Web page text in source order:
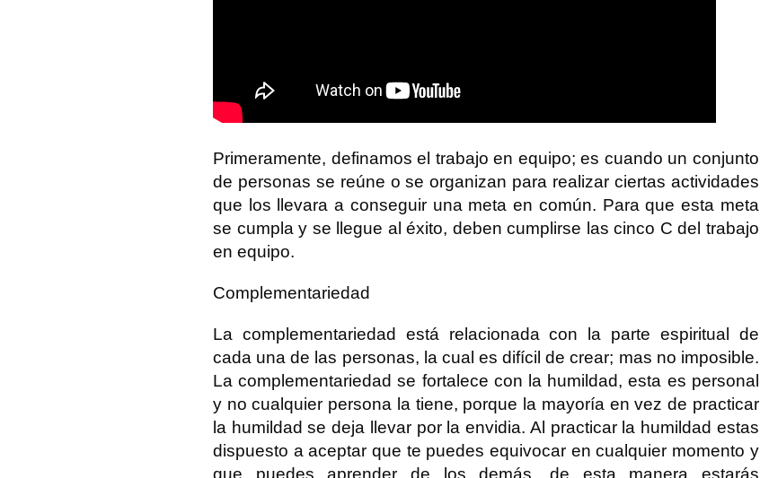
Primeramente, definamos el trabajo en equipo; es cuando un conjunto
de personas se reúne o se organizan para realizar ciertas actividades
que los llevara a conseguir una meta en común. Para que esta meta
se cumpla y se llegue al éxito, deben cumplirse las cinco C del trabajo
en equipo.
Complementariedad
La complementariedad está relacionada con la parte espiritual de
cada una de las personas, la cual es difícil de crear; mas no imposible.
La complementariedad se fortalece con la humildad, esta es personal
y no cualquier persona la tiene, porque la mayoría en vez de practicar
la humildad se deja llevar por la envidia. Al practicar la humildad estas
dispuesto a aceptar que te puedes equivocar en cualquier momento y